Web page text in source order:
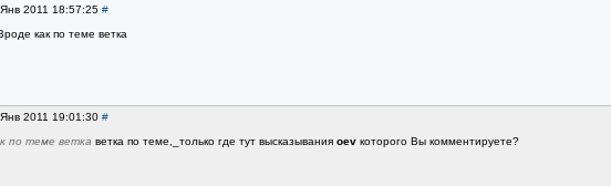
2011 18:57:25 #
как по теме ветка
2011 19:01:30 #
по теме ветка ветка по теме,_только где тут высказывания oevкоторого Вы комментируете?